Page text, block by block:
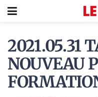
2021.05.31
NOUVEAU